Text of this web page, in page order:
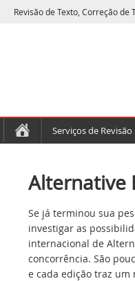
Revisão de Texto, Correção de
Serviços de Revisão
Alternative
Se já terminou sua
investigar as
internacional de
concorrência. São
e cada edição traz